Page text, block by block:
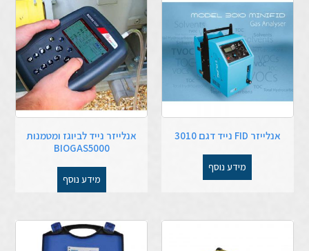
אנלייזר FID נייד דגם 3010
מידע נוסף
אנלייזר נייד לביוגז ומטמנות
BIOGAS5000
מידע נוסף